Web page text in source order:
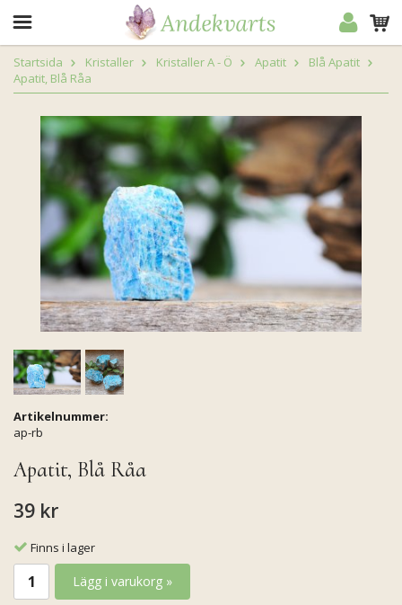
Startsida Kristaller Kristaller A - Ö Apatit
Blå Apatit
Apatit, Blå Råa
Artikelnummer:
ap-rb
Apatit, Blå Råa
39 kr
Finns i lager
Lägg i varukorg »